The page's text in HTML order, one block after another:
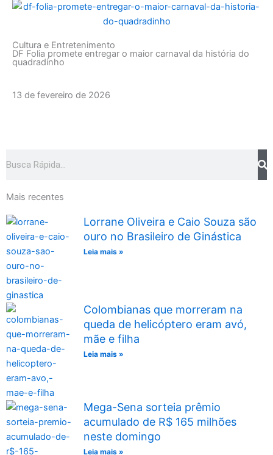
Cultura e Entretenimento
DF Folia promete entregar o maior carnaval da história do
quadradinho
13 de fevereiro de 2026
Mais recentes
Lorrane Oliveira e Caio Souza são
ouro no Brasileiro de Ginástica
Leia mais »
Colombianas que morreram na
queda de helicóptero eram avó,
mãe e filha
Leia mais »
Mega-Sena sorteia prêmio
acumulado de R$ 165 milhões
neste domingo
Leia mais »